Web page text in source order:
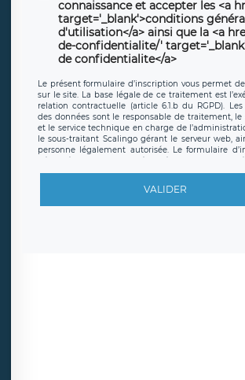
connaissance et accepter les <a
target='_blank'>conditions
d'utilisation</a> ainsi que la <a
de-confidentialite/'
de confidentialite</a>
Le présent formulaire d’inscription vous permet
sur le site. La base légale de ce traitement est
relation contractuelle (article 6.1.b du RGPD).
des données sont le responsable de traitement,
et le service technique en charge de
le sous-traitant Scalingo gérant le serveur web,
personne légalement autorisée. Le formulaire
offrant desclauses de protection conformes
en sollicite la suppression, étant entendu que
demander la suppression de vos données
VALIDER